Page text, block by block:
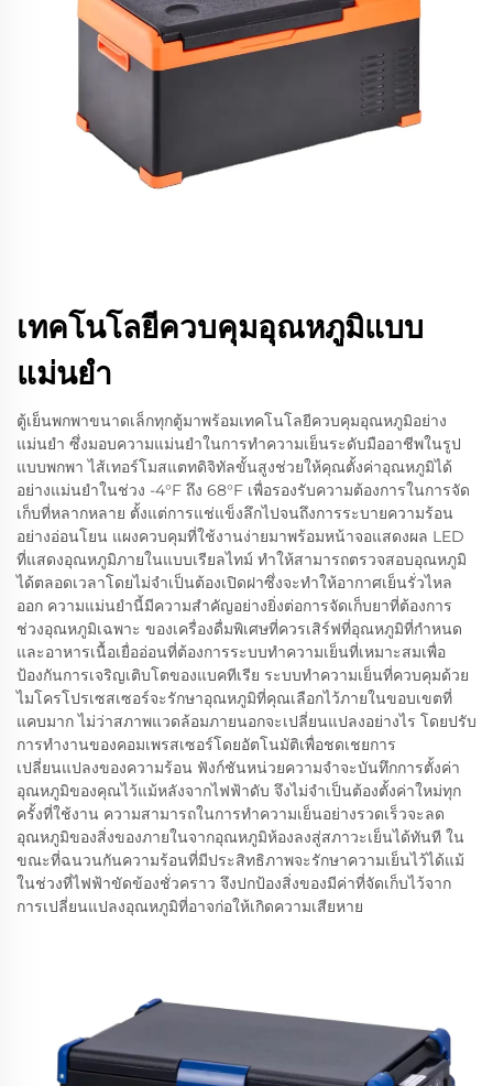
เทคโนโลยีควบคุมอุณหภูมิแบบ
แม่นยำ
ตู้เย็นพกพาขนาดเล็กทุกตู้มาพร้อมเทคโนโลยีควบคุมอุณหภูมิอย่าง
แม่นยำ ซึ่งมอบความแม่นยำในการทำความเย็นระดับมืออาชีพในรูป
แบบพกพา ไส้เทอร์โมสแตทดิจิทัลขั้นสูงช่วยให้คุณตั้งค่าอุณหภูมิได้
อย่างแม่นยำในช่วง -4°F ถึง 68°F เพื่อรองรับความต้องการในการจัด
เก็บที่หลากหลาย ตั้งแต่การแช่แข็งลึกไปจนถึงการระบายความร้อน
อย่างอ่อนโยน แผงควบคุมที่ใช้งานง่ายมาพร้อมหน้าจอแสดงผล LED
ที่แสดงอุณหภูมิภายในแบบเรียลไทม์ ทำให้สามารถตรวจสอบอุณหภูมิ
ได้ตลอดเวลาโดยไม่จำเป็นต้องเปิดฝาซึ่งจะทำให้อากาศเย็นรั่วไหล
ออก ความแม่นยำนี้มีความสำคัญอย่างยิ่งต่อการจัดเก็บยาที่ต้องการ
ช่วงอุณหภูมิเฉพาะ ของเครื่องดื่มพิเศษที่ควรเสิร์ฟที่อุณหภูมิที่กำหนด
และอาหารเนื้อเยื่ออ่อนที่ต้องการระบบทำความเย็นที่เหมาะสมเพื่อ
ป้องกันการเจริญเติบโตของแบคทีเรีย ระบบทำความเย็นที่ควบคุมด้วย
ไมโครโปรเซสเซอร์จะรักษาอุณหภูมิที่คุณเลือกไว้ภายในขอบเขตที่
แคบมาก ไม่ว่าสภาพแวดล้อมภายนอกจะเปลี่ยนแปลงอย่างไร โดยปรับ
การทำงานของคอมเพรสเซอร์โดยอัตโนมัติเพื่อชดเชยการ
เปลี่ยนแปลงของความร้อน ฟังก์ชันหน่วยความจำจะบันทึกการตั้งค่า
อุณหภูมิของคุณไว้แม้หลังจากไฟฟ้าดับ จึงไม่จำเป็นต้องตั้งค่าใหม่ทุก
ครั้งที่ใช้งาน ความสามารถในการทำความเย็นอย่างรวดเร็วจะลด
อุณหภูมิของสิ่งของภายในจากอุณหภูมิห้องลงสู่สภาวะเย็นได้ทันที ใน
ขณะที่ฉนวนกันความร้อนที่มีประสิทธิภาพจะรักษาความเย็นไว้ได้แม้
ในช่วงที่ไฟฟ้าขัดข้องชั่วคราว จึงปกป้องสิ่งของมีค่าที่จัดเก็บไว้จาก
การเปลี่ยนแปลงอุณหภูมิที่อาจก่อให้เกิดความเสียหาย